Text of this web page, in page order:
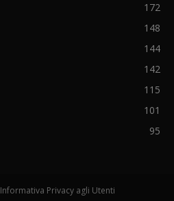
172
148
144
142
115
101
95
Informativa Privacy agli Utenti